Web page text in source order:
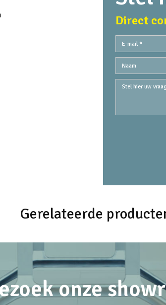
Direct
Gerelateerde
onze